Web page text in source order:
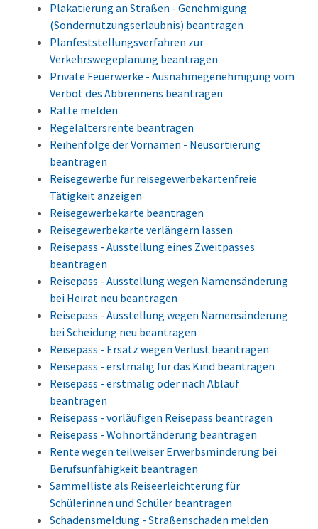
Plakatierung an Straßen - Genehmigung
(Sondernutzungserlaubnis) beantragen
Planfeststellungsverfahren zur
Verkehrswegeplanung beantragen
Private Feuerwerke - Ausnahmegenehmigung vom
Verbot des Abbrennens beantragen
Ratte melden
Regelaltersrente beantragen
Reihenfolge der Vornamen - Neusortierung
beantragen
Reisegewerbe für reisegewerbekartenfreie
Tätigkeit anzeigen
Reisegewerbekarte beantragen
Reisegewerbekarte verlängern lassen
Reisepass - Ausstellung eines Zweitpasses
beantragen
Reisepass - Ausstellung wegen Namensänderung
bei Heirat neu beantragen
Reisepass - Ausstellung wegen Namensänderung
bei Scheidung neu beantragen
Reisepass - Ersatz wegen Verlust beantragen
Reisepass - erstmalig für das Kind beantragen
Reisepass - erstmalig oder nach Ablauf
beantragen
Reisepass - vorläufigen Reisepass beantragen
Reisepass - Wohnortänderung beantragen
Rente wegen teilweiser Erwerbsminderung bei
Berufsunfähigkeit beantragen
Sammelliste als Reiseerleichterung für
Schülerinnen und Schüler beantragen
Schadensmeldung - Straßenschaden melden